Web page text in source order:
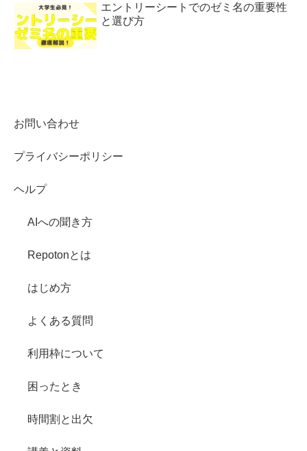
エントリーシートでのゼミ名の重要性
と選び方
お問い合わせ
プライバシーポリシー
ヘルプ
AIへの聞き方
Repotonとは
はじめ方
よくある質問
利用枠について
困ったとき
時間割と出欠